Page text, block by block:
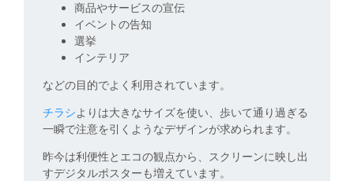
商品やサービスの宣伝
イベントの告知
選挙
インテリア
などの目的でよく利用されています。
チラシよりは大きなサイズを使い、歩いて通り過ぎる
一瞬で注意を引くようなデザインが求められます。
昨今は利便性とエコの観点から、スクリーンに映し出
すデジタルポスターも増えています。